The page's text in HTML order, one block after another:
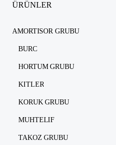
ÜRÜNLER
AMORTISOR GRUBU
BURC
HORTUM GRUBU
KITLER
KORUK GRUBU
MUHTELIF
TAKOZ GRUBU